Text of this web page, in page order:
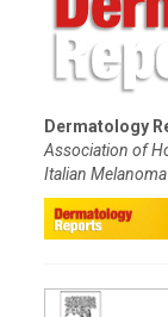
Dermatology
Association of
Italian